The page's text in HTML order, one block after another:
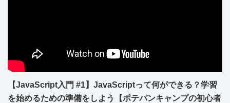
【JavaScript入門 #1】JavaScriptって何ができる？学習
を始めるための準備をしよう【ポテパンキャンプの初心者